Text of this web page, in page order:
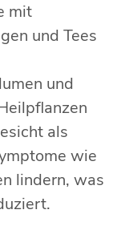
mit
und Tees
und
als
wie
lindern, was